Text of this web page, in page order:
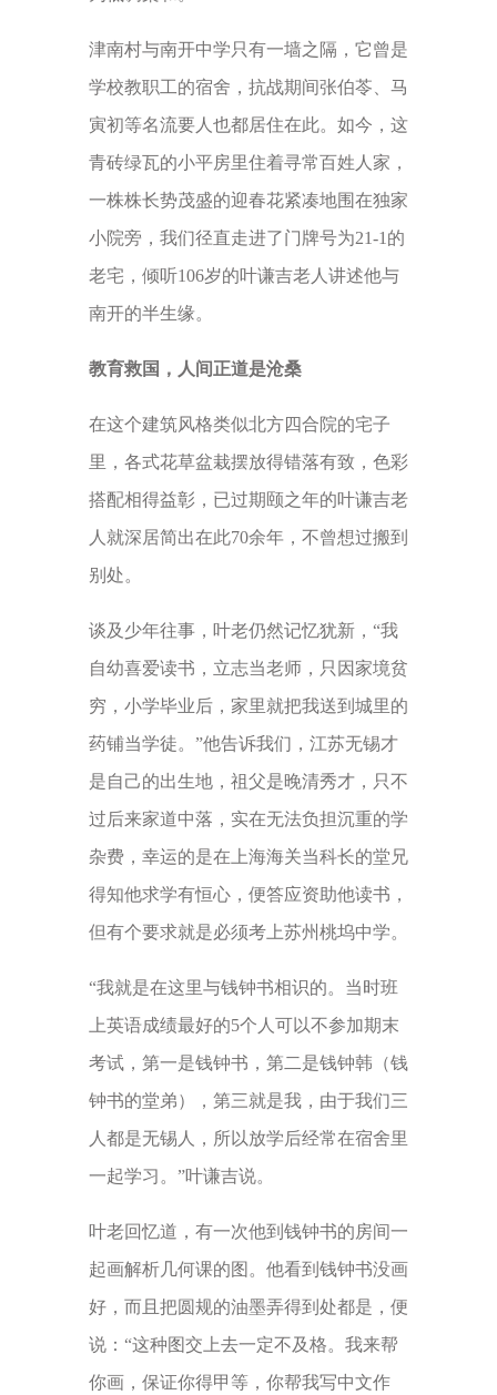
津南村与南开中学只有一墙之隔，它曾是
学校教职工的宿舍，抗战期间张伯苓、马
寅初等名流要人也都居住在此。如今，这
青砖绿瓦的小平房里住着寻常百姓人家，
一株株长势茂盛的迎春花紧凑地围在独家
小院旁，我们径直走进了门牌号为21-1的
老宅，倾听106岁的叶谦吉老人讲述他与
南开的半生缘。
教育救国，人间正道是沧桑
在这个建筑风格类似北方四合院的宅子
里，各式花草盆栽摆放得错落有致，色彩
搭配相得益彰，已过期颐之年的叶谦吉老
人就深居简出在此70余年，不曾想过搬到
别处。
谈及少年往事，叶老仍然记忆犹新，“我
自幼喜爱读书，立志当老师，只因家境贫
穷，小学毕业后，家里就把我送到城里的
药铺当学徒。”他告诉我们，江苏无锡才
是自己的出生地，祖父是晚清秀才，只不
过后来家道中落，实在无法负担沉重的学
杂费，幸运的是在上海海关当科长的堂兄
得知他求学有恒心，便答应资助他读书，
但有个要求就是必须考上苏州桃坞中学。
“我就是在这里与钱钟书相识的。当时班
上英语成绩最好的5个人可以不参加期末
考试，第一是钱钟书，第二是钱钟韩（钱
钟书的堂弟），第三就是我，由于我们三
人都是无锡人，所以放学后经常在宿舍里
一起学习。”叶谦吉说。
叶老回忆道，有一次他到钱钟书的房间一
起画解析几何课的图。他看到钱钟书没画
好，而且把圆规的油墨弄得到处都是，便
说：“这种图交上去一定不及格。我来帮
你画，保证你得甲等，你帮我写中文作